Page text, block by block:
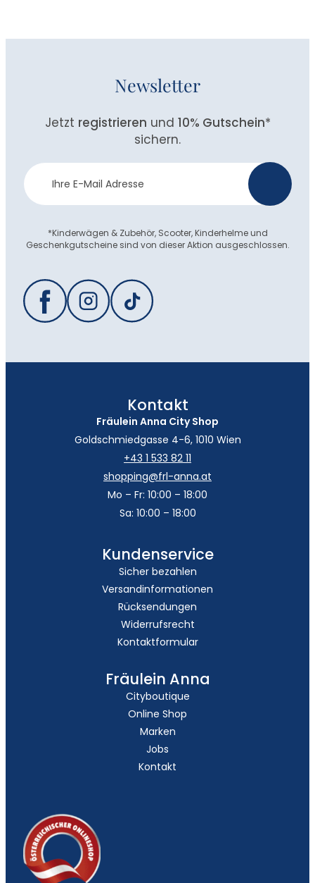
Newsletter
Jetzt registrieren und 10% Gutschein*
sichern.
Newsletter
Anmeldung
*Kinderwägen & Zubehör, Scooter, Kinderhelme und
Geschenkgutscheine sind von dieser Aktion ausgeschlossen.
Kontakt
Fräulein Anna City Shop
Goldschmiedgasse 4-6, 1010 Wien
+43 1 533 82 11
shopping@frl-anna.at
Mo – Fr: 10:00 – 18:00
Sa: 10:00 – 18:00
Kundenservice
Sicher bezahlen
Versandinformationen
Rücksendungen
Widerrufsrecht
Kontaktformular
Fräulein Anna
Cityboutique
Online Shop
Marken
Jobs
Kontakt